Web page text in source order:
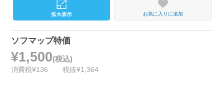
お気に入りに追加
ソフマップ特価
¥1,500(税込)
消費税¥136 税抜¥1,364